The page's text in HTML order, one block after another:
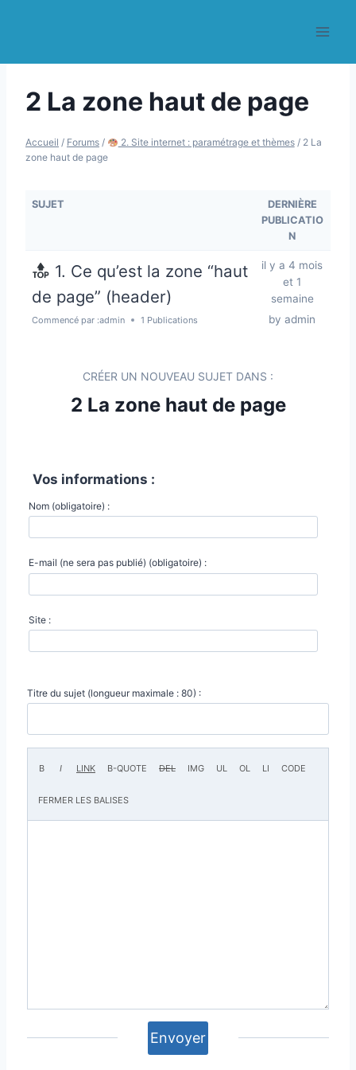
2 La zone haut de page
Accueil / Forums / 2. Site internet : paramétrage et thèmes/ 2 La
zone haut de page
SUJET
DERNIÈRE
PUBLICATIO
N
1. Ce qu’est la zone “haut
de page” (header)
Commencé par :admin 1 Publications
il y a 4 mois
et 1
semaine
by admin
CRÉER UN NOUVEAU SUJET DANS :
2 La zone haut de page
Vos informations :
Nom (obligatoire) :
E-mail (ne sera pas publié) (obligatoire) :
Site :
Titre du sujet (longueur maximale : 80) :
Envoyer